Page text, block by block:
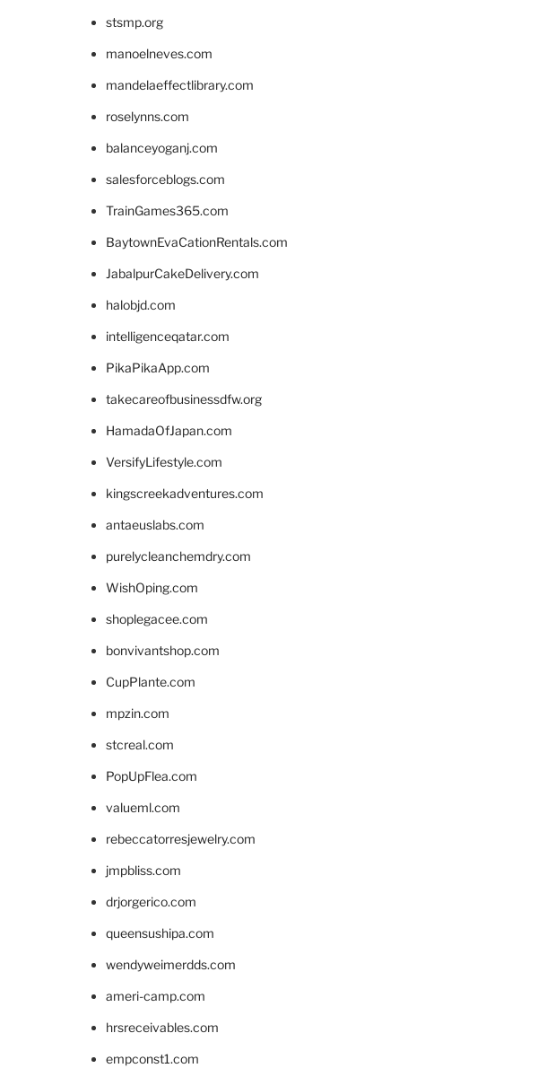
stsmp.org
manoelneves.com
mandelaeffectlibrary.com
roselynns.com
balanceyoganj.com
salesforceblogs.com
TrainGames365.com
BaytownEvaCationRentals.com
JabalpurCakeDelivery.com
halobjd.com
intelligenceqatar.com
PikaPikaApp.com
takecareofbusinessdfw.org
HamadaOfJapan.com
VersifyLifestyle.com
kingscreekadventures.com
antaeuslabs.com
purelycleanchemdry.com
WishOping.com
shoplegacee.com
bonvivantshop.com
CupPlante.com
mpzin.com
stcreal.com
PopUpFlea.com
valueml.com
rebeccatorresjewelry.com
jmpbliss.com
drjorgerico.com
queensushipa.com
wendyweimerdds.com
ameri-camp.com
hrsreceivables.com
empconst1.com